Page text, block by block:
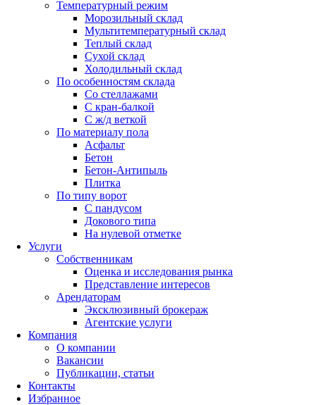
Температурный режим
Морозильный склад
Мультитемпературный склад
Теплый склад
Сухой склад
Холодильный склад
По особенностям склада
Со стеллажами
С кран-балкой
С ж/д веткой
По материалу пола
Асфальт
Бетон
Бетон-Антипыль
Плитка
По типу ворот
С пандусом
Докового типа
На нулевой отметке
Услуги
Собственникам
Оценка и исследования рынка
Представление интересов
Арендаторам
Эксклюзивный брокераж
Агентские услуги
Компания
О компании
Вакансии
Публикации, статьи
Контакты
Избранное